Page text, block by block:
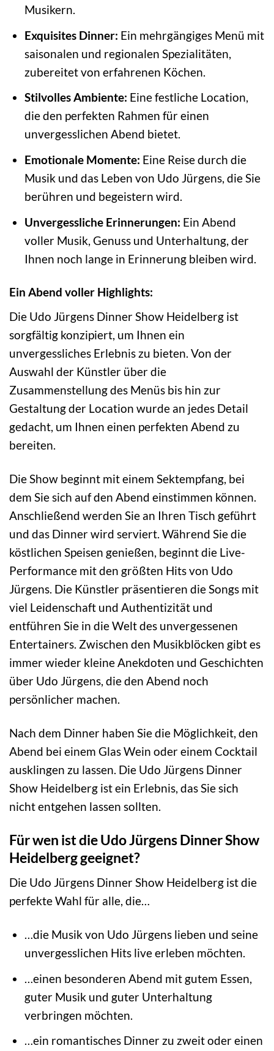
Musikern.
Exquisites Dinner: Ein mehrgängiges Menü mit
saisonalen und regionalen Spezialitäten,
zubereitet von erfahrenen Köchen.
Stilvolles Ambiente: Eine festliche Location,
die den perfekten Rahmen für einen
unvergesslichen Abend bietet.
Emotionale Momente: Eine Reise durch die
Musik und das Leben von Udo Jürgens, die Sie
berühren und begeistern wird.
Unvergessliche Erinnerungen: Ein Abend
voller Musik, Genuss und Unterhaltung, der
Ihnen noch lange in Erinnerung bleiben wird.
Ein Abend voller Highlights:
Die Udo Jürgens Dinner Show Heidelberg ist
sorgfältig konzipiert, um Ihnen ein
unvergessliches Erlebnis zu bieten. Von der
Auswahl der Künstler über die
Zusammenstellung des Menüs bis hin zur
Gestaltung der Location wurde an jedes Detail
gedacht, um Ihnen einen perfekten Abend zu
bereiten.
Die Show beginnt mit einem Sektempfang, bei
dem Sie sich auf den Abend einstimmen können.
Anschließend werden Sie an Ihren Tisch geführt
und das Dinner wird serviert. Während Sie die
köstlichen Speisen genießen, beginnt die Live-
Performance mit den größten Hits von Udo
Jürgens. Die Künstler präsentieren die Songs mit
viel Leidenschaft und Authentizität und
entführen Sie in die Welt des unvergessenen
Entertainers. Zwischen den Musikblöcken gibt es
immer wieder kleine Anekdoten und Geschichten
über Udo Jürgens, die den Abend noch
persönlicher machen.
Nach dem Dinner haben Sie die Möglichkeit, den
Abend bei einem Glas Wein oder einem Cocktail
ausklingen zu lassen. Die Udo Jürgens Dinner
Show Heidelberg ist ein Erlebnis, das Sie sich
nicht entgehen lassen sollten.
Für wen ist die Udo Jürgens Dinner Show
Heidelberg geeignet?
Die Udo Jürgens Dinner Show Heidelberg ist die
perfekte Wahl für alle, die…
…die Musik von Udo Jürgens lieben und seine
unvergesslichen Hits live erleben möchten.
…einen besonderen Abend mit gutem Essen,
guter Musik und guter Unterhaltung
verbringen möchten.
…ein romantisches Dinner zu zweit oder einen